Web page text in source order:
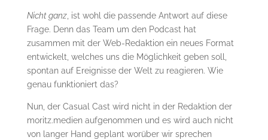
Nicht ganz, ist wohl die passende Antwort auf diese
Frage. Denn das Team um den Podcast hat
zusammen mit der Web-Redaktion ein neues Format
entwickelt, welches uns die Möglichkeit geben soll,
spontan auf Ereignisse der Welt zu reagieren. Wie
genau funktioniert das?
Nun, der Casual Cast wird nicht in der Redaktion der
moritz.medien aufgenommen und es wird auch nicht
von langer Hand geplant worüber wir sprechen